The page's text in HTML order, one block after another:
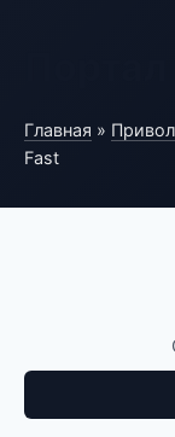
Главная »
Fast